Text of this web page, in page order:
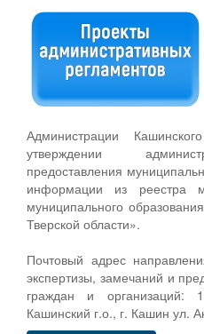
Администрации
утверждении
предоставления
информации из реестра
муниципального
Тверской области».
Почтовый адрес
экспертизы, замечаний и
граждан и организаций:
Кашинский г.о., г. Кашин ул.